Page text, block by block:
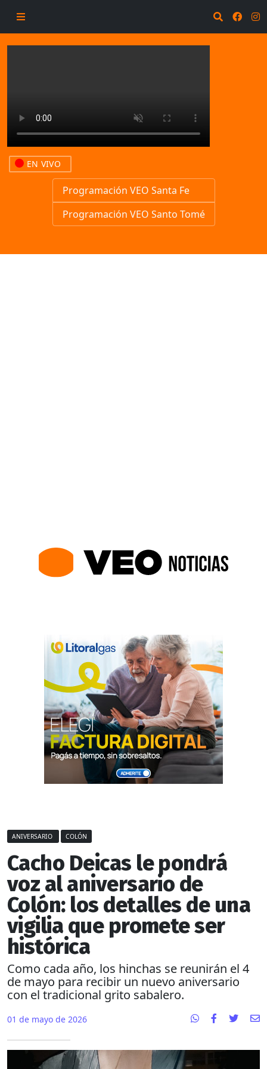
EN VIVO
Programación VEO Santa Fe
Programación VEO Santo Tomé
ANIVERSARIO COLÓN
Cacho Deicas le pondrá
voz al aniversario de
Colón: los detalles de una
vigilia que promete ser
histórica
Como cada año, los hinchas se reunirán el 4
de mayo para recibir un nuevo aniversario
con el tradicional grito sabalero.
01 de mayo de 2026